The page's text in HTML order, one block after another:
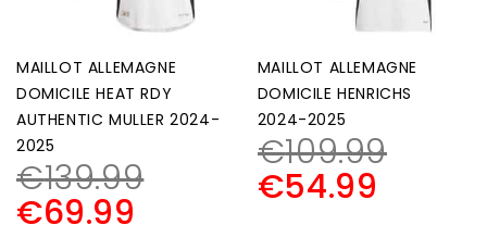
MAILLOT ALLEMAGNE
DOMICILE HEAT RDY
AUTHENTIC MULLER 2024-
2025
€139.99
€69.99
MAILLOT ALLEMAGNE
DOMICILE HENRICHS
2024-2025
€109.99
€54.99